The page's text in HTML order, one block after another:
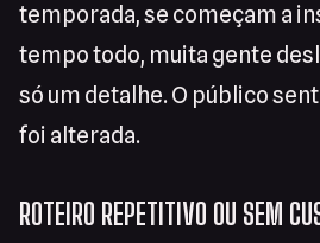
temporada, se começam a
tempo todo, muita gente
só um detalhe. O público
foi alterada.
ROTEIRO REPETITIVO OU SEM